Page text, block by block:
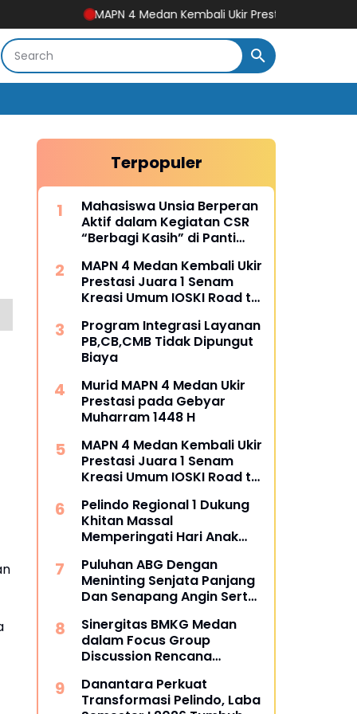
MAPN 4 Medan Kembali Ukir Prestasi Juara 1 Senam Kreasi
Terpopuler
Mahasiswa Unsia Berperan
Aktif dalam Kegiatan CSR
“Berbagi Kasih” di Panti
MAPN 4 Medan Kembali Ukir
Prestasi Juara 1 Senam
Kreasi Umum IOSKI Road to
Program Integrasi Layanan
PB,CB,CMB Tidak Dipungut
Biaya
Murid MAPN 4 Medan Ukir
Prestasi pada Gebyar
Muharram 1448 H
MAPN 4 Medan Kembali Ukir
Prestasi Juara 1 Senam
Kreasi Umum IOSKI Road to
Pelindo Regional 1 Dukung
Khitan Massal
Memperingati Hari Anak
Puluhan ABG Dengan
Meninting Senjata Panjang
Dan Senapang Angin Serta
Sinergitas BMKG Medan
dalam Focus Group
Discussion Rencana
Sumatra Utara
Danantara Perkuat
Transformasi Pelindo, Laba